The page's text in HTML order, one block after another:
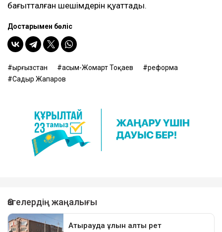
бағытталған шешімдерін қуаттады.
Достарыңмен бөліс
Қырғызстан Қасым-Жомарт Тоқаев
реформа
Садыр Жапаров